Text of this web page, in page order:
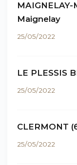
Maignelay
25/05/2022
LE PLESSIS
25/05/2022
CLERMONT
25/05/2022